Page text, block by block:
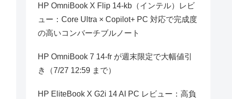
HP OmniBook X Flip 14-kb（インテル）レビ
ュー：Core Ultra × Copilot+ PC 対応で完成度
の高いコンバーチブルノート
HP OmniBook 7 14-fr が週末限定で大幅値引
き（7/27 12:59 まで）
HP EliteBook X G2i 14 AI PC レビュー：高負